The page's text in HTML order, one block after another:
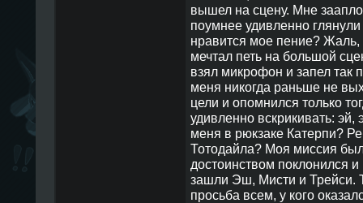
вышел на сцену. Мне
поумнее удивленно
нравится мое пение?
мечтал петь на большой
взял микрофон и запел так
меня никогда раньше не
цели и опомнился только
удивленно вскрикивать:
меня в рюкзаке Катерпи?
Тотодайла? Моя миссия
достоинством поклонился
зашли Эш, Мисти и Трейси.
просьба всем, у кого